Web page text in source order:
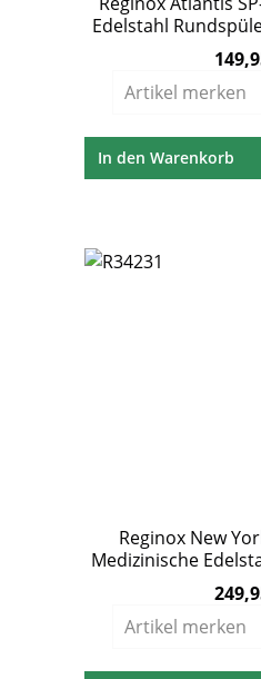
Edelstahl
460
Regulärer Preis:
Artikel merken
In den Warenkorb
Reginox New
Medizinische
mm ohne
Regulärer Preis:
Artikel merken